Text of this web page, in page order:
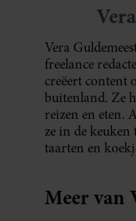
Vera
freelance
creëert content
buitenland. Ze
reizen en eten.
ze in de keuken
taarten en
Meer van